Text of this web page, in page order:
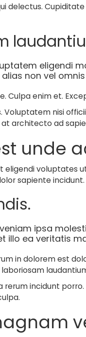
delectus.
eligendi
non vel
Culpa enim et.
Voluptatem nisi
architecto ad
unde
eligendi
sapiente
ipsa
illo ea veritatis
in dolorem est
incidunt